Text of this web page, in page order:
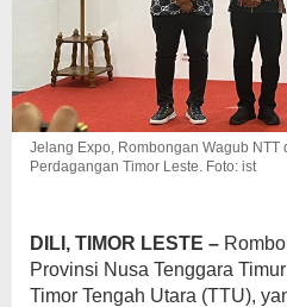
Jelang Expo, Rombongan Wagub NTT
Perdagangan Timor Leste. Foto: ist
DILI, TIMOR LESTE –
Provinsi Nusa Tenggara
Timor Tengah Utara (TTU),